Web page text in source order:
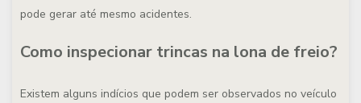
pode gerar até mesmo acidentes.
Como inspecionar trincas na lona de freio?
Existem alguns indícios que podem ser observados no veículo